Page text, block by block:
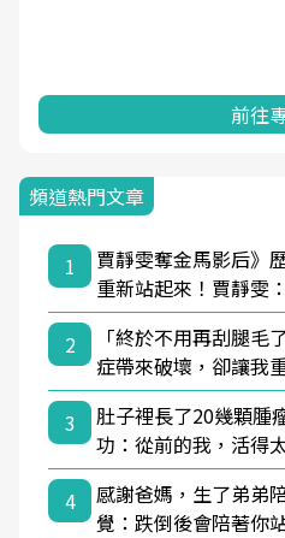
前往
頻道熱門文章
1
賈靜雯奪金馬影后》
重新站起來！賈靜雯
2
「終於不用再刮腿毛
症帶來破壞，卻讓我
3
肚子裡長了20幾顆腫
功：從前的我，活得
4
感謝爸媽，生了弟弟
覺：跌倒後會陪著你